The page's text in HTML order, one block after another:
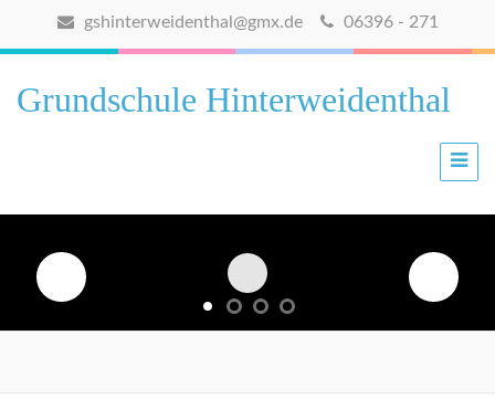
gshinterweidenthal@gmx.de 06396 - 271
Grundschule Hinterweidenthal